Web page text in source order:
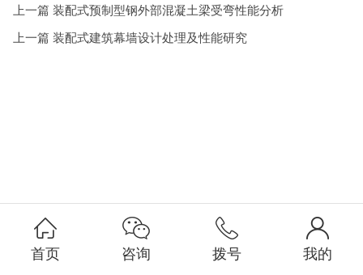
上一篇 装配式预制型钢外部混凝土梁受弯性能分析
上一篇 装配式建筑幕墙设计处理及性能研究
首页 咨询 拨号 我的